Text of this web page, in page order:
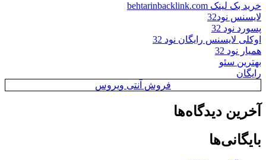
خرید بک لینک behtarinbacklink.com
لایسنس نود32
پسورد نود 32
اوکلی لایسنس رایگان نود 32
همیار نود 32
بهترین سئو
رایگان
فروش آنتی ویروس
آخرین دیدگاه‌ها
بایگانی‌ها